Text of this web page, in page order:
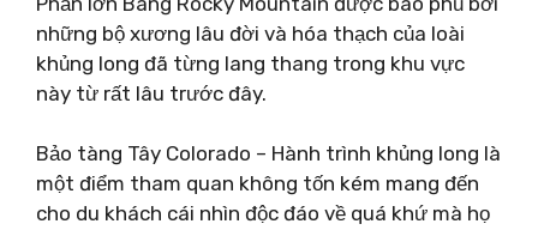
những bộ xương lâu đời và hóa thạch của loài
khủng long đã từng lang thang trong khu vực
này từ rất lâu trước đây.
Bảo tàng Tây Colorado – Hành trình khủng long là
một điểm tham quan không tốn kém mang đến
cho du khách cái nhìn độc đáo về quá khứ mà họ